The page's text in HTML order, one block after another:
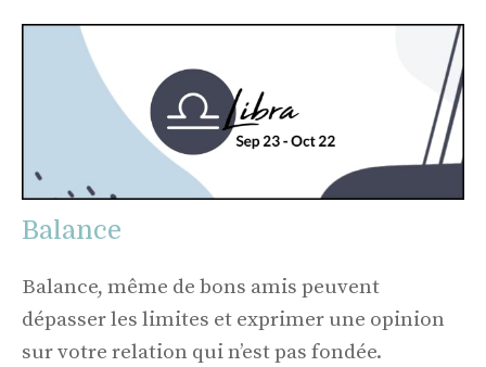
Balance
Balance, même de bons amis peuvent
dépasser les limites et exprimer une opinion
sur votre relation qui n’est pas fondée.